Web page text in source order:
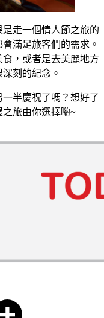
走一個情人節之旅的
滿足旅客們的需求。
，或者是去美麗地方
刻的紀念。
半慶祝了嗎？想好了
旅由你選擇喲~